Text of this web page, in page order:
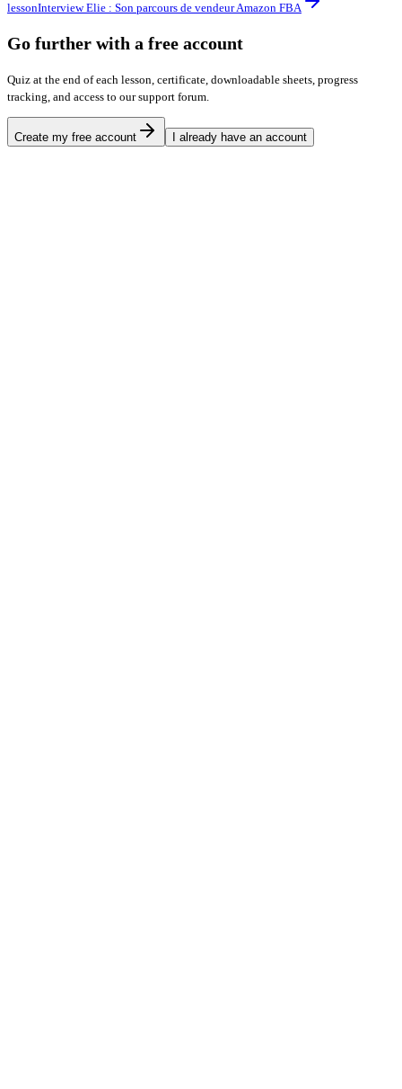
lessonInterview Elie : Son parcours de vendeur Amazon FBA
Go further with a free account
Quiz at the end of each lesson, certificate, downloadable sheets, progress
tracking, and access to our support forum.
Create my free account I already have an account